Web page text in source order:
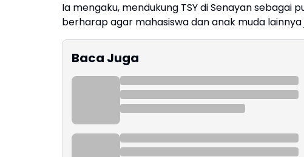
Ia mengaku, mendukung TSY di Senayan
berharap agar mahasiswa dan anak muda
Baca Juga